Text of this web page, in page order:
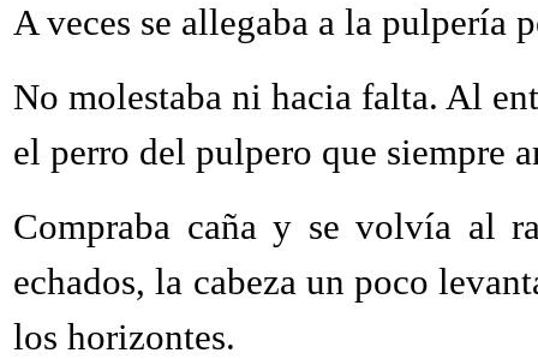
A veces se allegaba a la pulpería
No molestaba ni hacia falta. Al
el perro del pulpero que siempre
Compraba caña y se volvía al
echados, la cabeza un poco
los horizontes.